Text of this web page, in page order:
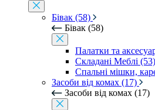
Бівак (58)
Бівак (58)
Палатки та
Складані Меблі (53)
Спальні мішки,
Засоби від комах (17)
Засоби від комах (17)